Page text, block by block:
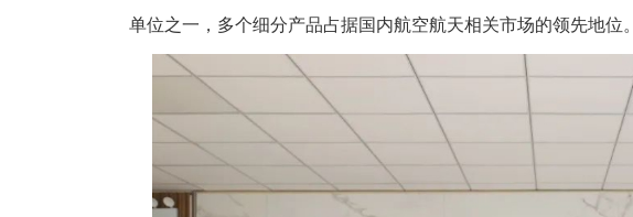
单位之一，多个细分产品占据国内航空航天相关市场的领先地位。